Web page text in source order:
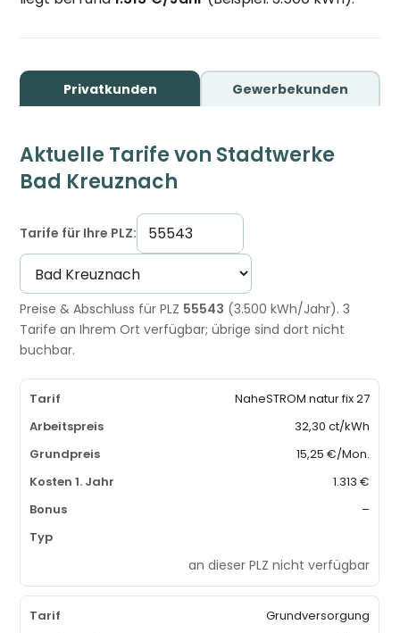
Privatkunden Gewerbekunden
Aktuelle Tarife von Stadtwerke
Bad Kreuznach
Tarife für Ihre PLZ:
Preise & Abschluss für PLZ 55543 (3.500 kWh/Jahr). 3
Tarife an Ihrem Ort verfügbar; übrige sind dort nicht
buchbar.
NaheSTROM natur fix 27
32,30 ct/kWh
15,25 €/Mon.
1.313 €
–
an dieser PLZ nicht verfügbar
Grundversorgung